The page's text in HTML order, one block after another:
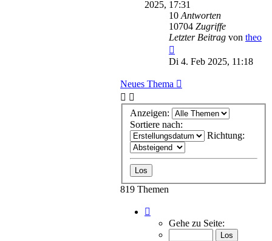
2025, 17:31
10 Antworten
10704 Zugriffe
Letzter Beitrag von theo
Di 4. Feb 2025, 11:18
Neues Thema
Anzeigen:
Sortiere nach:
Richtung:
819 Themen
von
Gehe zu Seite: